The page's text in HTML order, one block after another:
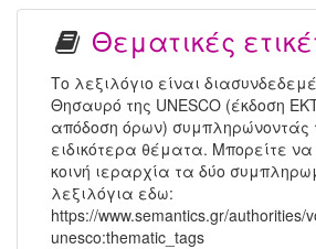
Θεματικές
Το λεξιλόγιο είναι
Θησαυρό της UNESCO (έκδοση
απόδοση όρων) συμπληρώνοντάς
ειδικότερα θέματα. Μπορείτε
κοινή ιεραρχία τα δύο
λεξιλόγια εδω:
https://www.semantics.gr/authorities/
unesco:thematic_tags